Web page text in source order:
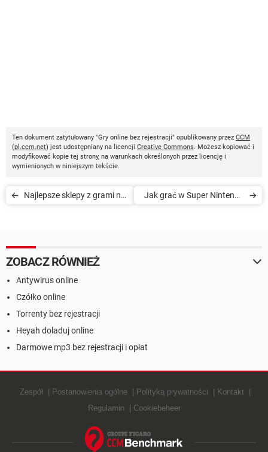
Ten dokument zatytułowany "Gry online bez rejestracji" opublikowany przez CCM
(pl.ccm.net) jest udostępniany na licencji Creative Commons. Możesz kopiować i
modyfikować kopie tej strony, na warunkach określonych przez licencję i
wymienionych w niniejszym tekście.
Najlepsze sklepy z grami na
Jak grać w Super Nintendo
ZOBACZ RÓWNIEŻ
Antywirus online
Czółko online
Torrenty bez rejestracji
Heyah doladuj online
Darmowe mp3 bez rejestracji i opłat
Zespół Postanowienia ogólne Polityką prywatności
Kontakt
Regulamin
Cookiebeheer